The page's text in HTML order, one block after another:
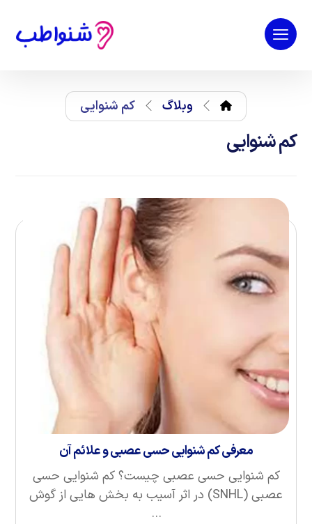
وبلاگ کم شنوایی
کم شنوایی
معرفی کم شنوایی حسی‌ عصبی و علائم آن
کم شنوایی حسی عصبی چیست؟ کم شنوایی حسی
عصبی (SNHL) در اثر آسیب به بخش هایی از گوش
...